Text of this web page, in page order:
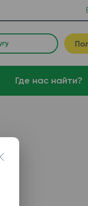
Где нас найти?